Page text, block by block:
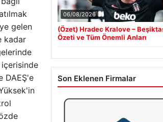
gelen
kadar
DAEŞ'e
06/08/2026
(Özet) Hradec Kralove –
Özeti ve Tüm Önemli Anları
Son Eklenen Firmalar